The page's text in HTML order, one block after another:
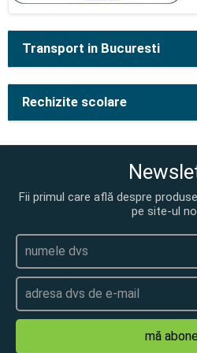
Transport in Bucuresti
Rechizite scolare
Fii primul care află despre
pe site-ul
mă